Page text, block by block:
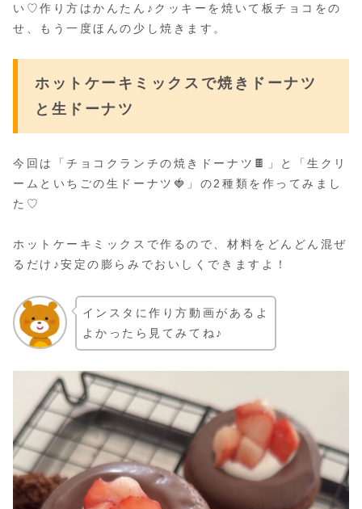
い♡作り方はかんたん♪クッキーを焼いて板チョコをの
せ、もう一度ほんの少し焼きます。
ホットケーキミックスで焼きドーナツ
と生ドーナツ
今回は「チョコクランチの焼きドーナツ🍫」と「生クリ
ームといちごの生ドーナツ🍓」の2種類を作ってみまし
た♡
ホットケーキミックスで作るので、材料をどんどん混ぜ
るだけ♪安定の膨らみでおいしくできますよ！
インスタに作り方動画があるよ
よかったら見てみてね♪